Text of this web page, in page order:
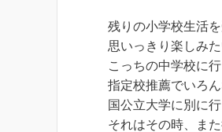
残りの小学校生活
思いっきり楽しみた
こっちの中学校に
指定校推薦でいろ
国公立大学に別に
それはその時、ま